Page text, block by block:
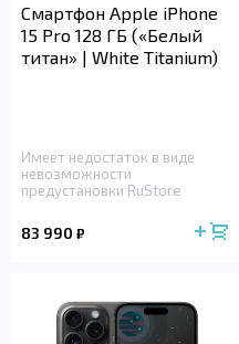
Смартфон Apple iPhone
15 Pro 128 ГБ («Белый
титан» | White Titanium)
Имеет недостаток в виде
невозможности
предустановки RuStore
83 990 ₽